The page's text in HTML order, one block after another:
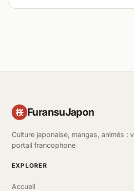
桜 FuransuJapon
Culture japonaise, mangas, animés :
portail francophone
EXPLORER
Accueil